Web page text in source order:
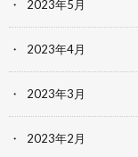
2023年5月
2023年4月
2023年3月
2023年2月